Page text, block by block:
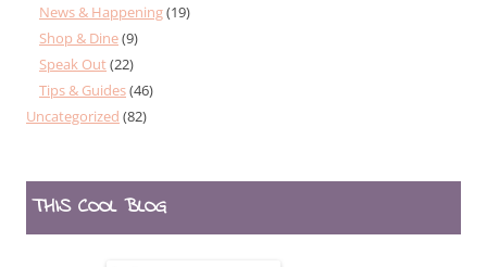
News & Happening(19)
Shop & Dine(9)
Speak Out(22)
Tips & Guides(46)
Uncategorized (82)
THIS COOL BLOG